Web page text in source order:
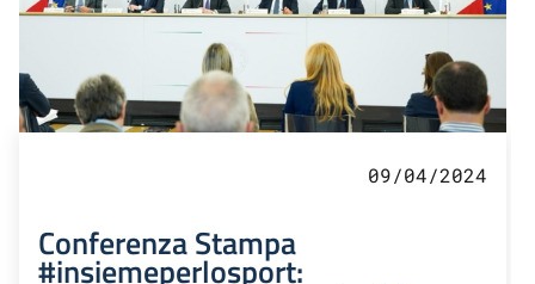
09/04/2024
Conferenza Stampa
#insiemeperlosport: